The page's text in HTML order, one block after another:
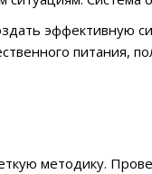
эффективную
питания,
методику.